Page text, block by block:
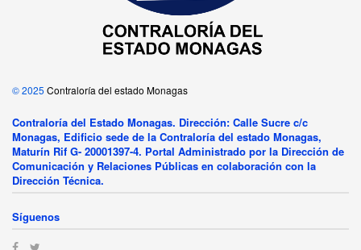
© 2025 Contraloría del estado Monagas
Contraloría del Estado Monagas. Dirección: Calle Sucre c/c
Monagas, Edificio sede de la Contraloría del estado Monagas,
Maturín Rif G- 20001397-4. Portal Administrado por la Dirección de
Comunicación y Relaciones Públicas en colaboración con la
Dirección Técnica.
Síguenos